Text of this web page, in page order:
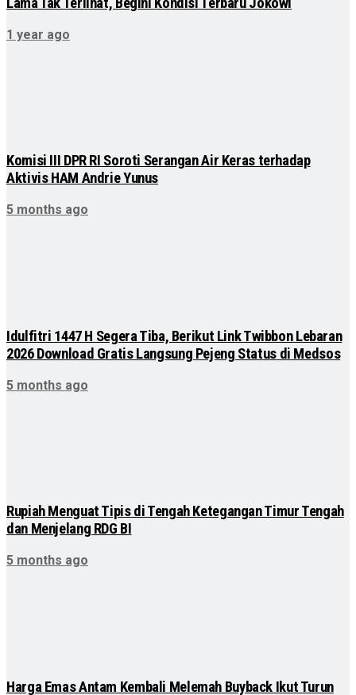
1 year ago
Komisi III DPR RI Soroti Serangan Air Keras terhadap
Aktivis HAM Andrie Yunus
5 months ago
Idulfitri 1447 H Segera Tiba, Berikut Link Twibbon Lebaran
2026 Download Gratis Langsung Pejeng Status di Medsos
5 months ago
Rupiah Menguat Tipis di Tengah Ketegangan Timur Tengah
dan Menjelang RDG BI
5 months ago
Harga Emas Antam Kembali Melemah Buyback Ikut Turun